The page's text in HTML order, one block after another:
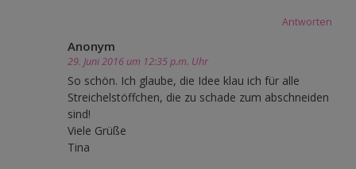
Antworten
Anonym
29. Juni 2016 um 12:35 p.m. Uhr
So schön. Ich glaube, die Idee klau ich für alle
Streichelstöffchen, die zu schade zum abschneiden
sind!
Viele Grüße
Tina